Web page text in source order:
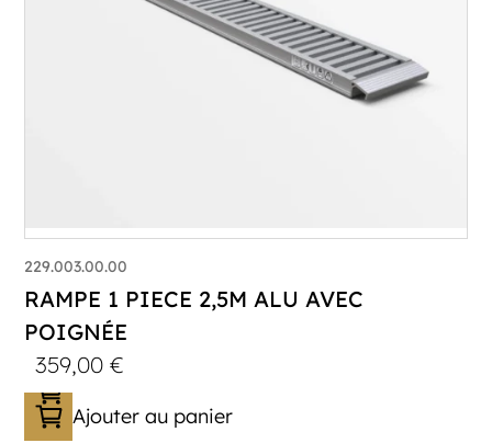
229.003.00.00
RAMPE 1 PIECE 2,5M ALU AVEC
POIGNÉE
359,00€
Ajouter au panier